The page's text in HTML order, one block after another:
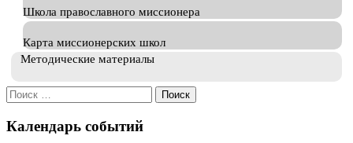
Школа православного миссионера
Карта миссионерских школ
Методические материалы
Искать:
Календарь событий